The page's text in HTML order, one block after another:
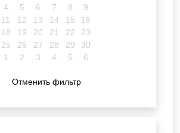
4 5 6 7 8
9
11 12 13 14 15
16
18 19 20 21 22
23
25 26 27 28 29
30
1 2 3 4 5 6
Отменить фильтр